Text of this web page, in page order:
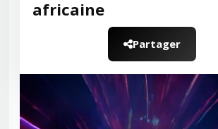
africaine
Partager